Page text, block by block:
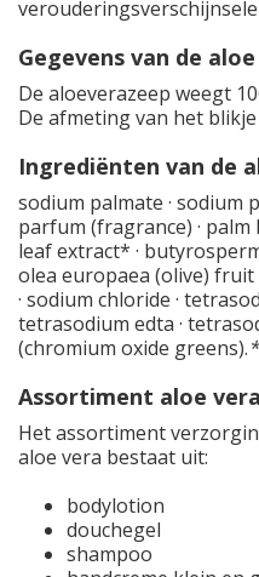
Gegevens van de
De aloeverazeep weegt
De afmeting van het blikje
Ingrediënten van de
sodium palmate · sodium
parfum (fragrance) · palm
leaf extract* ·
olea europaea (olive) fruit
· sodium chloride ·
tetrasodium edta ·
(chromium oxide greens).
Assortiment aloe vera
Het assortiment
aloe vera bestaat uit:
bodylotion
douchegel
shampoo